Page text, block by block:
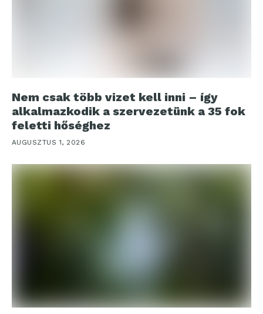
Nem csak több vizet kell inni – így
alkalmazkodik a szervezetünk a 35 fok
feletti hőséghez
AUGUSZTUS 1, 2026